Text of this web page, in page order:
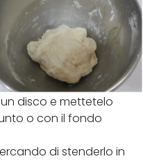
disco e mettetelo
o con il fondo
di stenderlo in